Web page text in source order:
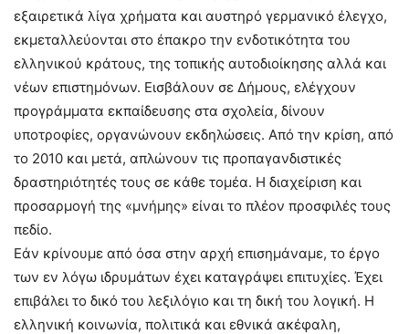
εξαιρετικά λίγα χρήματα και αυστηρό γερμανικό έλεγχο,
εκμεταλλεύονται στο έπακρο την ενδοτικότητα του
ελληνικού κράτους, της τοπικής αυτοδιοίκησης αλλά και
νέων επιστημόνων. Εισβάλουν σε Δήμους, ελέγχουν
προγράμματα εκπαίδευσης στα σχολεία, δίνουν
υποτροφίες, οργανώνουν εκδηλώσεις. Από την κρίση, από
το 2010 και μετά, απλώνουν τις προπαγανδιστικές
δραστηριότητές τους σε κάθε τομέα. Η διαχείριση και
προσαρμογή της «μνήμης» είναι το πλέον προσφιλές τους
πεδίο.
Εάν κρίνουμε από όσα στην αρχή επισημάναμε, το έργο
των εν λόγω ιδρυμάτων έχει καταγράψει επιτυχίες. Έχει
επιβάλει το δικό του λεξιλόγιο και τη δική του λογική. Η
ελληνική κοινωνία, πολιτικά και εθνικά ακέφαλη,